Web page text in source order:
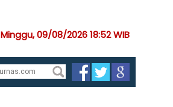
Minggu, 09/08/2026 18:52 WIB